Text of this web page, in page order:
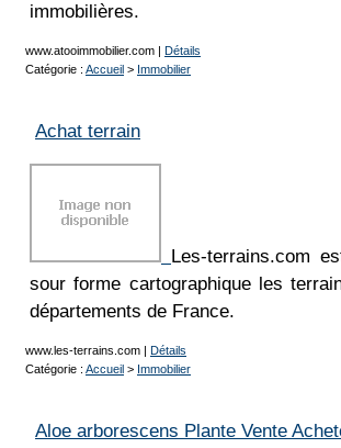
immobilières.
www.atooimmobilier.com | Détails
Catégorie : Accueil > Immobilier
Achat terrain
Les-terrains.com
sour forme cartographique les
départements de France.
www.les-terrains.com | Détails
Catégorie : Accueil > Immobilier
Aloe arborescens Plante Vente